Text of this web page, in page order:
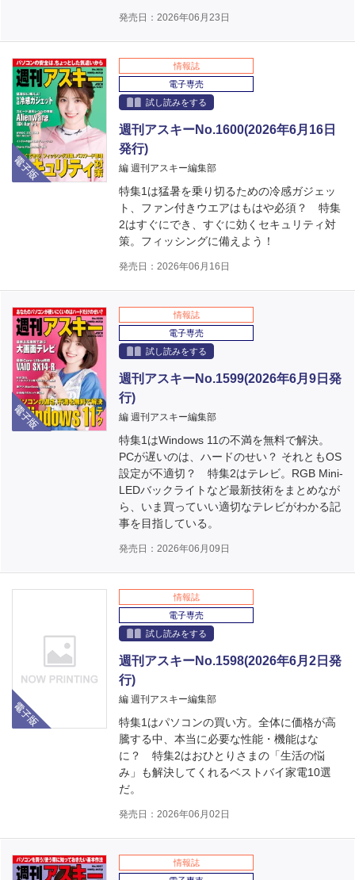
発売日：2026年06月23日
電子版
情報誌
電子専売
試し読みをする
週刊アスキーNo.1600(2026年6月16日
発行)
編 週刊アスキー編集部
特集1は猛暑を乗り切るための冷感ガジェッ
ト、ファン付きウエアはもはや必須？ 特集
2はすぐにでき、すぐに効くセキュリティ対
策。フィッシングに備えよう！
発売日：2026年06月16日
電子版
情報誌
電子専売
試し読みをする
週刊アスキーNo.1599(2026年6月9日発
行)
編 週刊アスキー編集部
特集1はWindows 11の不満を無料で解決。
PCが遅いのは、ハードのせい？ それともOS
設定が不適切？ 特集2はテレビ。RGB Mini-
LEDバックライトなど最新技術をまとめなが
ら、いま買っていい適切なテレビがわかる記
事を目指している。
発売日：2026年06月09日
情報誌
電子専売
試し読みをする
週刊アスキーNo.1598(2026年6月2日発
行)
編 週刊アスキー編集部
特集1はパソコンの買い方。全体に価格が高
騰する中、本当に必要な性能・機能はな
に？ 特集2はおひとりさまの「生活の悩
み」も解決してくれるベストバイ家電10選
だ。
発売日：2026年06月02日
情報誌